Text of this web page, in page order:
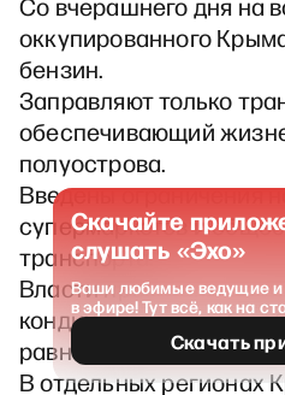
оккупированного
бензин.
Заправляют только
обеспечивающий
полуострова.
Введены ограничения
супермаркетов и
транспорта.
Власти просят
кондиционеры, чтобы
равномерную загрузку
В отдельных регионах
Скачайте
слушать «Эхо»
Ваши любимые ведущие
в эфире! Тут всё, как на
Скачать